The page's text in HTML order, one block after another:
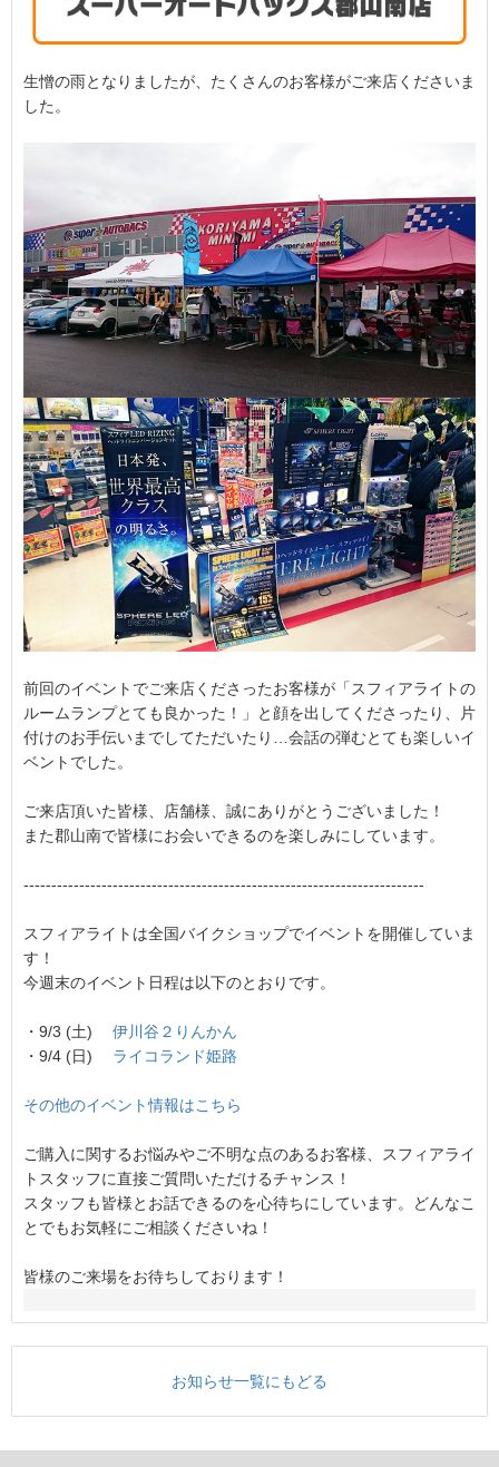
生憎の雨となりましたが、たくさんのお客様がご来店くださいま
した。
前回のイベントでご来店くださったお客様が「スフィアライトの
ルームランプとても良かった！」と顔を出してくださったり、片
付けのお手伝いまでしてただいたり…会話の弾むとても楽しいイ
ベントでした。
ご来店頂いた皆様、店舗様、誠にありがとうございました！
また郡山南で皆様にお会いできるのを楽しみにしています。
------------------------------------------------------------------------
スフィアライトは全国バイクショップでイベントを開催していま
す！
今週末のイベント日程は以下のとおりです。
・9/3 (土) 伊川谷２りんかん
・9/4 (日) ライコランド姫路
その他のイベント情報はこちら
ご購入に関するお悩みやご不明な点のあるお客様、スフィアライ
トスタッフに直接ご質問いただけるチャンス！
スタッフも皆様とお話できるのを心待ちにしています。どんなこ
とでもお気軽にご相談くださいね！
皆様のご来場をお待ちしております！
お知らせ一覧にもどる